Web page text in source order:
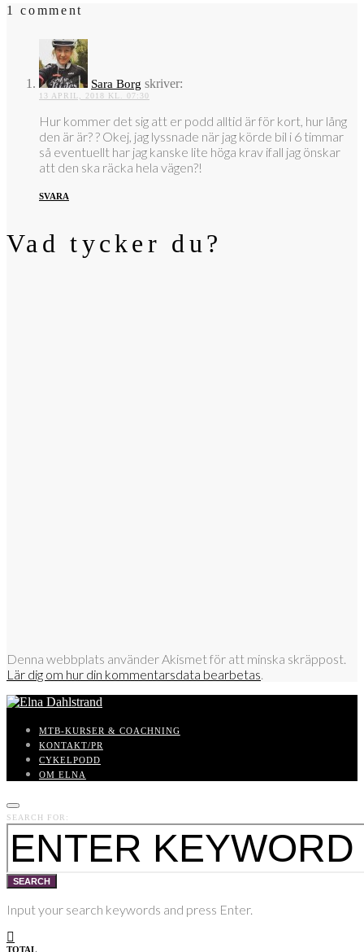
1 comment
Sara Borg skriver:
13 APRIL, 2018 KL. 07:30
Hur kommer det sig att er podd alltid är för kort, hur lång
den är är? ? Okej, jag lyssnade när jag körde bil i 6 timmar
så eventuellt har jag kanske lite höga krav ifall jag önskar
att den ska räcka hela vägen?!
SVARA
Vad tycker du?
Denna webbplats använder Akismet för att minska skräppost.
Lär dig om hur din kommentarsdata bearbetas.
MTB-KURSER & COACHNING
KONTAKT/PR
CYKELPODD
OM ELNA
SEARCH FOR:
SEARCH
Input your search keywords and press Enter.
TOTAL